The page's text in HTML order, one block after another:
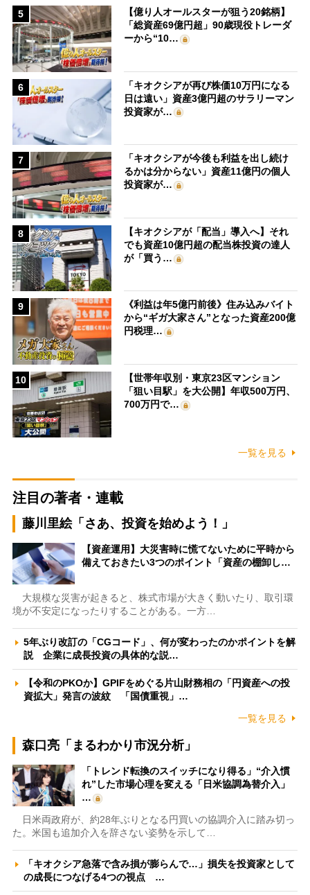
5
【億り人オールスターが狙う20銘柄】
「総資産69億円超」90歳現役トレーダ
ーから“10…
6
「キオクシアが再び株価10万円になる
日は遠い」資産3億円超のサラリーマン
投資家が…
7
「キオクシアが今後も利益を出し続け
るかは分からない」資産11億円の個人
投資家が…
8
【キオクシアが「配当」導入へ】それ
でも資産10億円超の配当株投資の達人
が「買う…
9
《利益は年5億円前後》住み込みバイト
から“ギガ大家さん”となった資産200億
円税理…
10
【世帯年収別・東京23区マンション
「狙い目駅」を大公開】年収500万円、
700万円で…
一覧を見る
注目の著者・連載
藤川里絵「さあ、投資を始めよう！」
【資産運用】大災害時に慌てないために平時から
備えておきたい3つのポイント「資産の棚卸し…
大規模な災害が起きると、株式市場が大きく動いたり、取引環
境が不安定になったりすることがある。一方…
5年ぶり改訂の「CGコード」、何が変わったのかポイントを解
説 企業に成長投資の具体的な説…
【令和のPKOか】GPIFをめぐる片山財務相の「円資産への投
資拡大」発言の波紋 「国債重視」…
一覧を見る
森口亮「まるわかり市況分析」
「トレンド転換のスイッチになり得る」“介入慣
れ”した市場心理を変える「日米協調為替介入」
…
日米両政府が、約28年ぶりとなる円買いの協調介入に踏み切っ
た。米国も追加介入を辞さない姿勢を示して…
「キオクシア急落で含み損が膨らんで…」損失を投資家として
の成長につなげる4つの視点 …